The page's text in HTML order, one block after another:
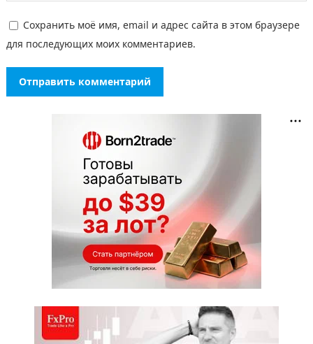
Сохранить моё имя, email и адрес сайта в этом браузере
для последующих моих комментариев.